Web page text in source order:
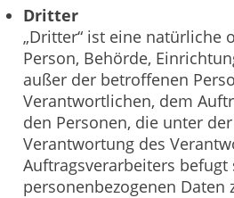
Dritter
„Dritter“ ist eine natürliche
Person, Behörde,
außer der betroffenen
Verantwortlichen, dem
den Personen, die unter
Verantwortung des
Auftragsverarbeiters befugt
personenbezogenen Daten